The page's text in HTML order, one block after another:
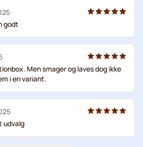
godt
Men smager og laves dog ikke
i en variant.
udvalg